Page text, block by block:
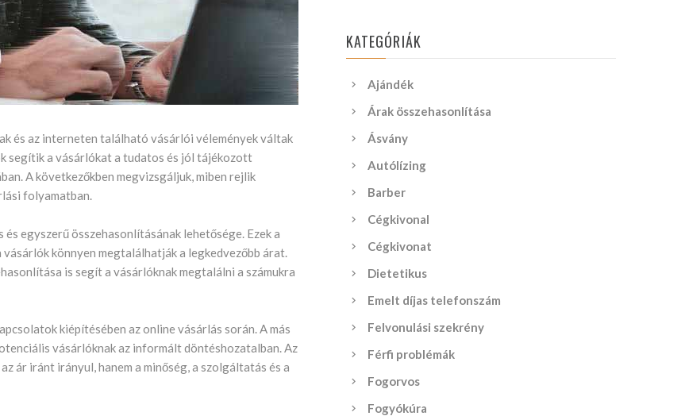
és az interneten található vásárlói vélemények váltak
segítik a vásárlókat a tudatos és jól tájékozott
A következőkben megvizsgáljuk, miben rejlik
folyamatban.
egyszerű összehasonlításának lehetősége. Ezek a
könnyen megtalálhatják a legkedvezőbb árat.
is segít a vásárlóknak megtalálni a számukra
kiépítésében az online vásárlás során. A más
vásárlóknak az informált döntéshozatalban. Az
ár iránt irányul, hanem a minőség, a szolgáltatás és a
KATEGÓRIÁK
Ajándék
Árak összehasonlítása
Ásvány
Autólízing
Barber
Cégkivonal
Cégkivonat
Dietetikus
Emelt díjas telefonszám
Felvonulási szekrény
Férfi problémák
Fogorvos
Fogyókúra